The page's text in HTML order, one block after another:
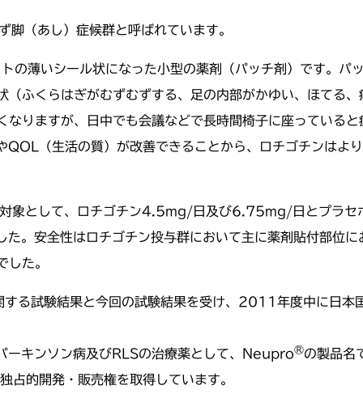
あし）症候群と呼ばれています。
の薄いシール状になった小型の薬剤（パッチ剤）です。パ
ふくらはぎがむずむずする、足の内部がかゆい、ほてる
りますが、日中でも会議などで長時間椅子に座っている
QOL（生活の質）が改善できることから、ロチゴチンはよ
象として、ロチゴチン4.5mg/日及び6.75mg/日とプラ
。安全性はロチゴチン投与群において主に薬剤貼付部位
した。
る試験結果と今回の試験結果を受け、2011年度中に日本
ーキンソン病及びRLSの治療薬として、Neupro®の製品名
占的開発・販売権を取得しています。